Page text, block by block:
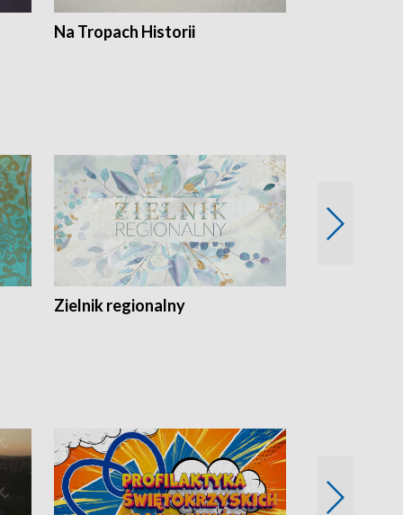
Na Tropach Historii
Zielnik regionalny